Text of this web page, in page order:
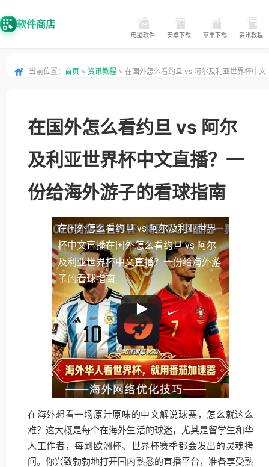
软件商店
电脑软件 安卓下载 苹果下载 资讯教程
当前位置： 首页 > 资讯教程 > 在国外怎么看约旦 vs 阿尔及利亚世界杯中文
在国外怎么看约旦 vs 阿尔
及利亚世界杯中文直播？一
份给海外游子的看球指南
在国外怎么看约旦 vs 阿尔及利亚世界
杯中文直播在国外怎么看约旦 vs 阿尔
及利亚世界杯中文直播？一份给海外游
子的看球指南
在海外想看一场原汁原味的中文解说球赛，怎么就这么
难？这大概是每个在海外生活的球迷，尤其是留学生和华
人工作者，每到欧洲杯、世界杯赛季都会发出的灵魂拷
问。你兴致勃勃地打开国内熟悉的直播平台，准备享受熟